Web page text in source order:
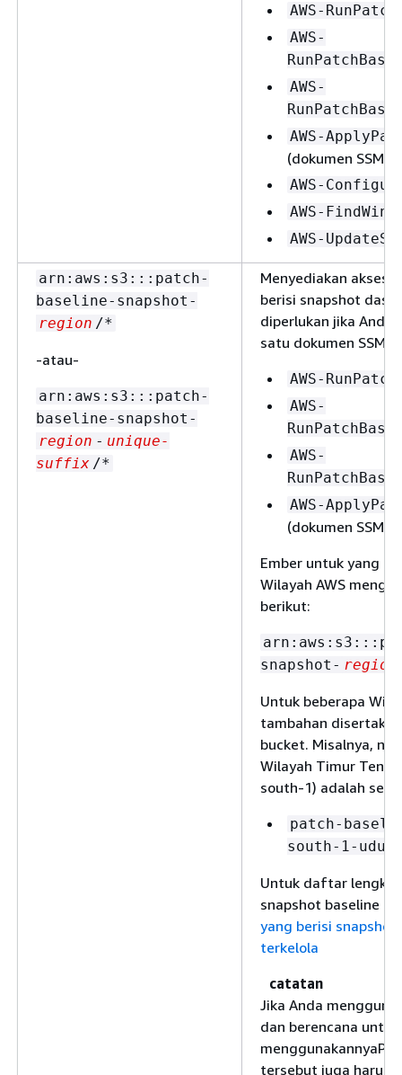
AWS-
AWS-
AWS-
AWS-
(dokumen SSM
AWS-
AWS-
AWS-
arn:aws:s3:::patch-
baseline-snapshot-
region /*
-atau-
arn:aws:s3:::patch-
baseline-snapshot-
region - unique-
suffix /*
Menyediakan akses
berisi snapshot
diperlukan jika Anda
satu dokumen SSM
AWS-
AWS-
AWS-
AWS-
(dokumen SSM
Ember untuk yang
Wilayah AWS
berikut:
snapshot- region
Untuk beberapa
tambahan
bucket. Misalnya,
Wilayah Timur
south-1) adalah
patch-
south-1-
Untuk daftar
snapshot baseline
yang berisi snapshot
terkelola
catatan
Jika Anda
dan berencana untuk
tersebut juga harus